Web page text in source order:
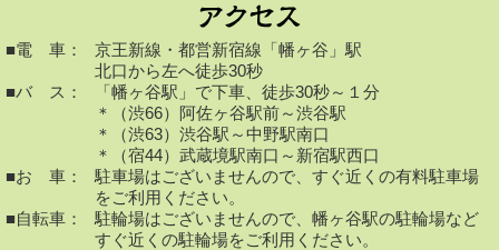
■電 車：
京王新線・都営新宿線「幡ヶ谷」駅
北口から左へ徒歩30秒
■バ ス：
「幡ヶ谷駅」で下車、徒歩30秒～１分
＊（渋66）阿佐ヶ谷駅前～渋谷駅
＊（渋63）渋谷駅～中野駅南口
＊（宿44）武蔵境駅南口～新宿駅西口
■お 車：
駐車場はございませんので、すぐ近くの有料駐車場
をご利用ください。
■自転車：
駐輪場はございませんので、幡ヶ谷駅の駐輪場など
すぐ近くの駐輪場をご利用ください。